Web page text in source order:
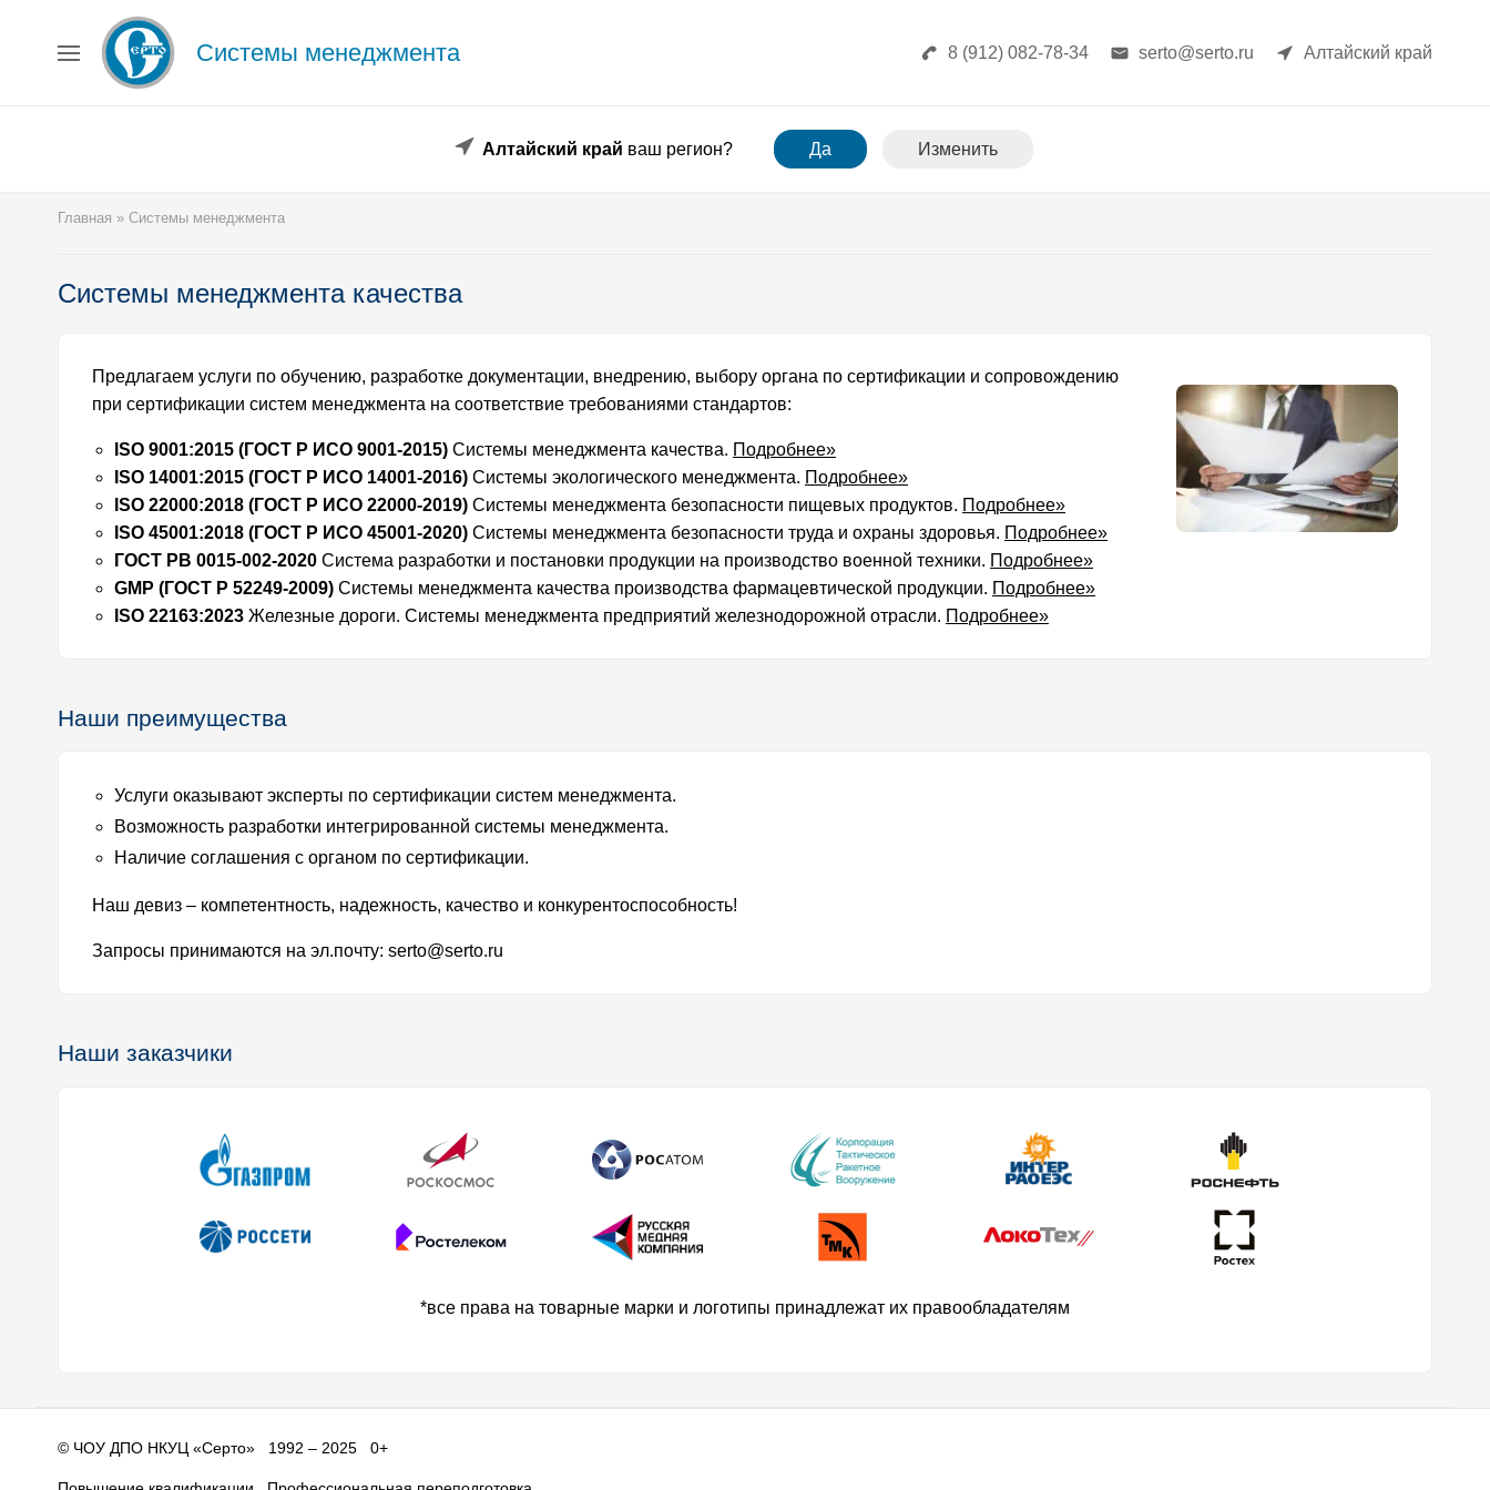
Системы менеджмента 8 (912) 082-78-34 serto@serto.ru Алтайский край
Алтайский край ваш регион? Да Изменить
Главная » Системы менеджмента
Системы менеджмента качества
Предлагаем услуги по обучению, разработке документации, внедрению, выбору органа по сертификации и сопровождению
при сертификации систем менеджмента на соответствие требованиями стандартов:
ISO 9001:2015 (ГОСТ Р ИСО 9001-2015) Системы менеджмента качества. Подробнее»
ISO 14001:2015 (ГОСТ Р ИСО 14001-2016) Системы экологического менеджмента. Подробнее»
ISO 22000:2018 (ГОСТ Р ИСО 22000-2019) Системы менеджмента безопасности пищевых продуктов. Подробнее»
ISO 45001:2018 (ГОСТ Р ИСО 45001-2020) Системы менеджмента безопасности труда и охраны здоровья. Подробнее»
ГОСТ РВ 0015-002-2020 Система разработки и постановки продукции на производство военной техники. Подробнее»
GMP (ГОСТ Р 52249-2009) Системы менеджмента качества производства фармацевтической продукции. Подробнее»
ISO 22163:2023 Железные дороги. Системы менеджмента предприятий железнодорожной отрасли. Подробнее»
Наши преимущества
Услуги оказывают эксперты по сертификации систем менеджмента.
Возможность разработки интегрированной системы менеджмента.
Наличие соглашения с органом по сертификации.
Наш девиз – компетентность, надежность, качество и конкурентоспособность!
Запросы принимаются на эл.почту: serto@serto.ru
Наши заказчики
*все права на товарные марки и логотипы принадлежат их правообладателям
© ЧОУ ДПО НКУЦ «Серто» 1992 – 2025 0+
Главная
Сведения об образовательной организации
Образец диплома
Аттестация поверителей
Новости
Реквизиты